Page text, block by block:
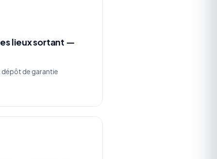
lieux sortant —
dépôt de garantie